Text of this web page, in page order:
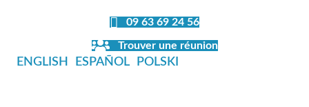
09 63 69 24 56
Trouver une réunion
ENGLISH ESPAÑOL POLSKI